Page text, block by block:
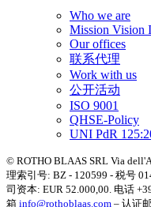
Who we are
Mission Vision
Our offices
联系代理
Work with us
公开活动
ISO 9001
QHSE-Policy
UNI PdR
© ROTHO BLAAS SRL Via
理索引号: BZ - 120599 - 税号
司资本: EUR 52.000,00. 电话
箱 info@rothoblaas.com – 认证